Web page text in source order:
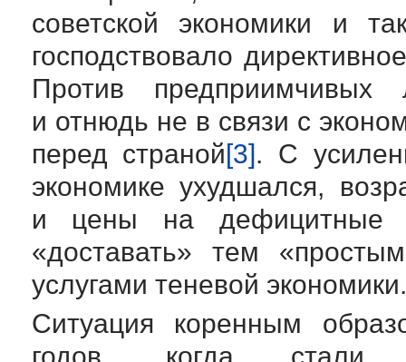
советской экономики и
господствовало
Против предприимчивых
и отнюдь не в связи с
перед страной[3]. С
экономике ухудшался,
и цены на дефицитные
«доставать» тем
услугами теневой экономики.
Ситуация коренным
годов, когда стали